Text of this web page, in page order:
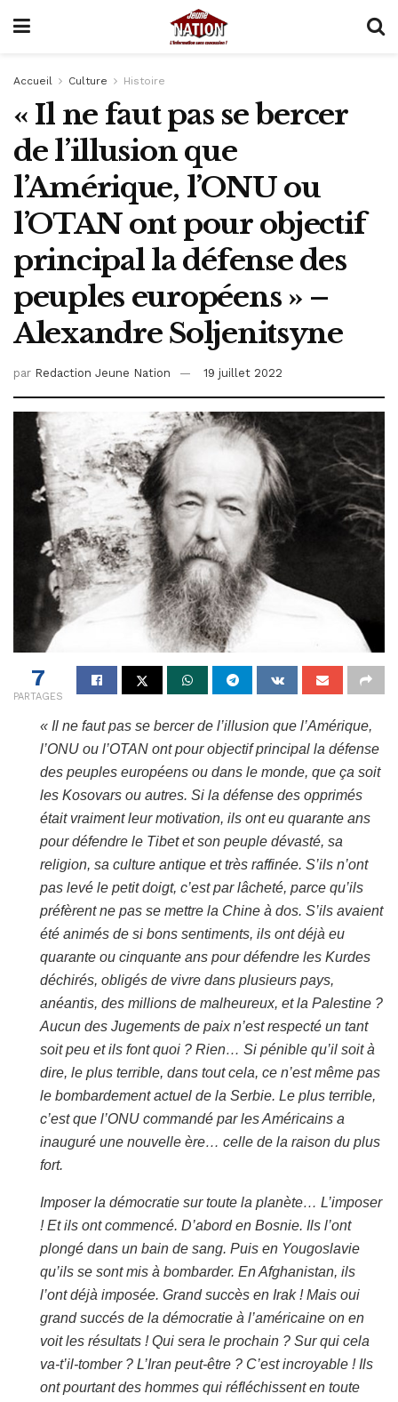
Accueil Culture Histoire
« Il ne faut pas se bercer
de l’illusion que
l’Amérique, l’ONU ou
l’OTAN ont pour objectif
principal la défense des
peuples européens » –
Alexandre Soljenitsyne
par Redaction Jeune Nation 19 juillet 2022
7
PARTAGES
« Il ne faut pas se bercer de l’illusion que l’Amérique,
l’ONU ou l’OTAN ont pour objectif principal la défense
des peuples européens ou dans le monde, que ça soit
les Kosovars ou autres. Si la défense des opprimés
était vraiment leur motivation, ils ont eu quarante ans
pour défendre le Tibet et son peuple dévasté, sa
religion, sa culture antique et très raffinée. S’ils n’ont
pas levé le petit doigt, c’est par lâcheté, parce qu’ils
préfèrent ne pas se mettre la Chine à dos. S’ils avaient
été animés de si bons sentiments, ils ont déjà eu
quarante ou cinquante ans pour défendre les Kurdes
déchirés, obligés de vivre dans plusieurs pays,
anéantis, des millions de malheureux, et la Palestine ?
Aucun des Jugements de paix n’est respecté un tant
soit peu et ils font quoi ? Rien… Si pénible qu’il soit à
dire, le plus terrible, dans tout cela, ce n’est même pas
le bombardement actuel de la Serbie. Le plus terrible,
c’est que l’ONU commandé par les Américains a
inauguré une nouvelle ère… celle de la raison du plus
fort.
Imposer la démocratie sur toute la planète… L’imposer
! Et ils ont commencé. D’abord en Bosnie. Ils l’ont
plongé dans un bain de sang. Puis en Yougoslavie
qu’ils se sont mis à bombarder. En Afghanistan, ils
l’ont déjà imposée. Grand succès en Irak ! Mais oui
grand succés de la démocratie à l’américaine on en
voit les résultats ! Qui sera le prochain ? Sur qui cela
va-t’il-tomber ? L’Iran peut-être ? C’est incroyable ! Ils
ont pourtant des hommes qui réfléchissent en toute